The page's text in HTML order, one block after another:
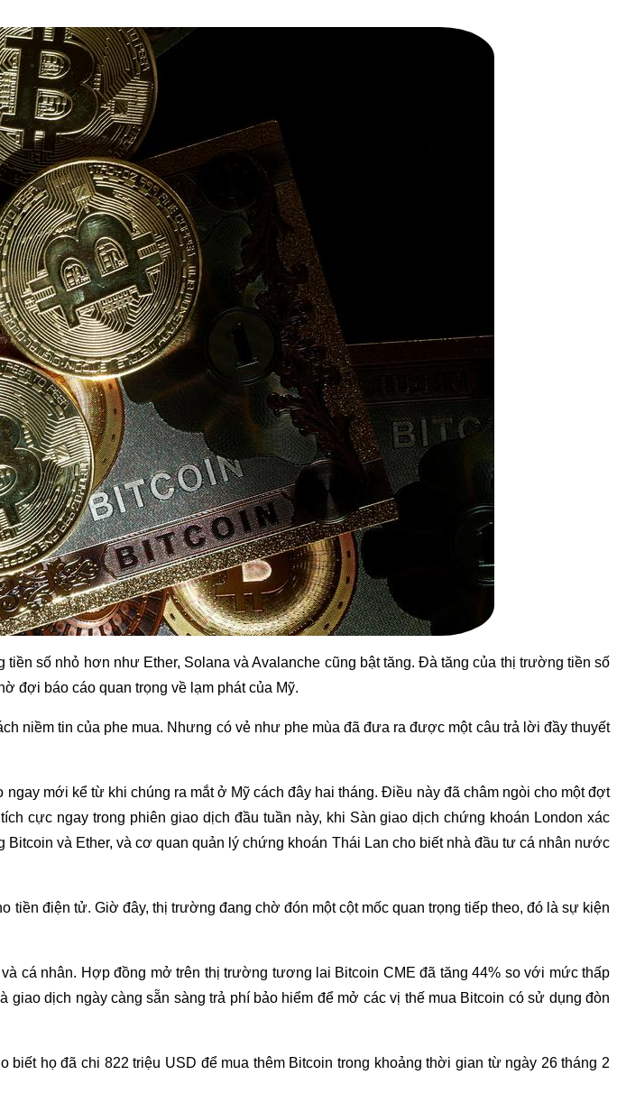
số nhỏ hơn như Ether, Solana và Avalanche cũng bật tăng. Đà tăng của thị trường tiền số
đợi báo cáo quan trọng về lạm phát của Mỹ.
niềm tin của phe mua. Nhưng có vẻ như phe mùa đã đưa ra được một câu trả lời đầy thuyết
mới kể từ khi chúng ra mắt ở Mỹ cách đây hai tháng. Điều này đã châm ngòi cho một đợt
cực ngay trong phiên giao dịch đầu tuần này, khi Sàn giao dịch chứng khoán London xác
và Ether, và cơ quan quản lý chứng khoán Thái Lan cho biết nhà đầu tư cá nhân nước
điện tử. Giờ đây, thị trường đang chờ đón một cột mốc quan trọng tiếp theo, đó là sự kiện
cá nhân. Hợp đồng mở trên thị trường tương lai Bitcoin CME đã tăng 44% so với mức thấp
dịch ngày càng sẵn sàng trả phí bảo hiểm để mở các vị thế mua Bitcoin có sử dụng đòn
họ đã chi 822 triệu USD để mua thêm Bitcoin trong khoảng thời gian từ ngày 26 tháng 2